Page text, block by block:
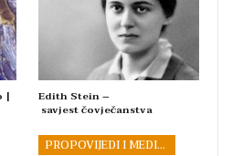
| Edith Stein –
savjest čovječanstva
PROPOVIJEDI I MEDITACIJE